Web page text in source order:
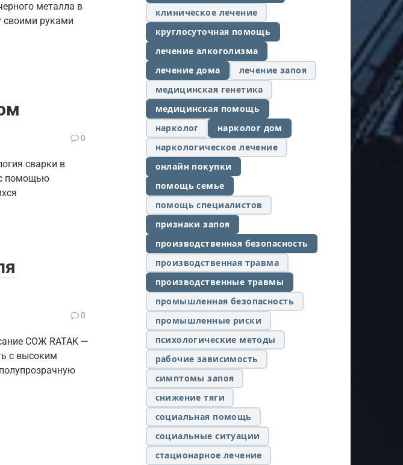
металла в
своими руками
0
сварки в
с помощью
0
СОЖ RATAK —
с высоким
клиническое лечение
круглосуточная помощь
лечение алкоголизма
лечение дома
лечение запоя
медицинская генетика
медицинская помощь
нарколог
нарколог дом
наркологическое лечение
онлайн покупки
помощь семье
помощь специалистов
признаки запоя
производственная безопасность
производственная травма
производственные травмы
промышленная безопасность
промышленные риски
психологические методы
рабочие зависимость
симптомы запоя
снижение тяги
социальная помощь
социальные ситуации
стационарное лечение